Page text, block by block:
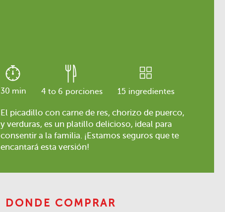
30 min 4 to 6 porciones 15 ingredientes
El picadillo con carne de res, chorizo de puerco,
y verduras, es un platillo delicioso, ideal para
consentir a la familia. ¡Estamos seguros que te
encantará esta versión!
DONDE COMPRAR